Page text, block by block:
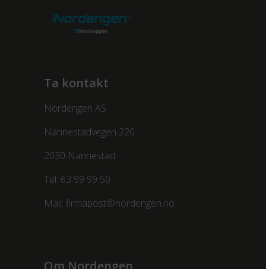
Ta kontakt
Nordengen AS
Nannestadvegen 220
2030 Nannestad
Tel: 63 99 99 50
Mail: firmapost@nordengen.no
Om Nordengen